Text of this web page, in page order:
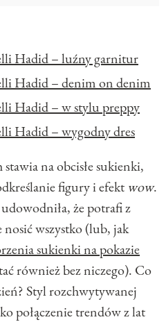
Hadid – luźny garnitur
Hadid – denim on denim
Hadid – w stylu preppy
Hadid – wygodny dres
na obcisłe sukienki,
figury i efekt wow.
że potrafi z
wszystko (lub, jak
sukienki na pokazie
również bez niczego). Co
Styl rozchwytywanej
połączenie trendów z lat